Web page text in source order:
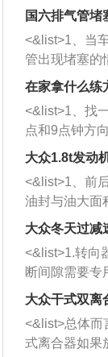
牌，但是中高
也是为了更好
国六排气管堵
<&list>1、当
管出现堵塞的
者是细棍，直
堵塞情况比
施。 <&list>2
杂物推到排气
三元催化器拆
西取出来。
的堵塞，就需
洗剂对堵塞的
放在燃油箱中
动时，就可以
室，最后形成
催化器得到
能够得到解决
在家拿什么练
<&list>1、找
点和9点钟方
方向做一个标
一圈半的练习
圈数。
习，这样就可
驾驶车辆时
向。
大众1.8t发动
<&list>1、前
油封与油大面
和发动机内持
逐渐减弱，
活塞间隙过大
的间隙扩大，
造成烧机油。
机油粘度过
象，机油粘度
大众冬天过减
<&list>1.转向
断间隙需要专
无法制作，需
店；<&list>2.
裂，破裂后会
损严重，磨损
大众干式双离
<&list>总体而
式离合器如果